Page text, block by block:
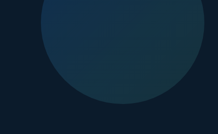
배달의민족, 쿠팡, 당근, 비바리퍼블리카 등 혁신적인 서비스
한국 시장에 특화된 포트폴리오와 명확한 회수 실적으로 글로
단순한 투자 건수 나열이 아닌, 성공하는 딜에 집중하여 펀드
알토스벤처스는 전통적인 벤처캐피탈의 평가 기준을
있습니다. 한국 스타트업 생태계의 성장을 견인하며 혁신 기업을